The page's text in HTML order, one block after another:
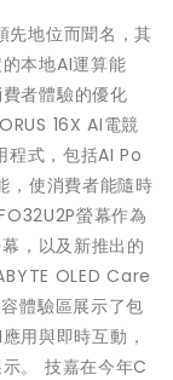
先地位而聞名，其
本地AI運算能
者體驗的優化
16X AI電競
程式，包括AI Po
使消費者能隨時
螢幕作為
，以及新推出的
OLED Care
體驗區展示了包
用與即時互動，
。 技嘉在今年C